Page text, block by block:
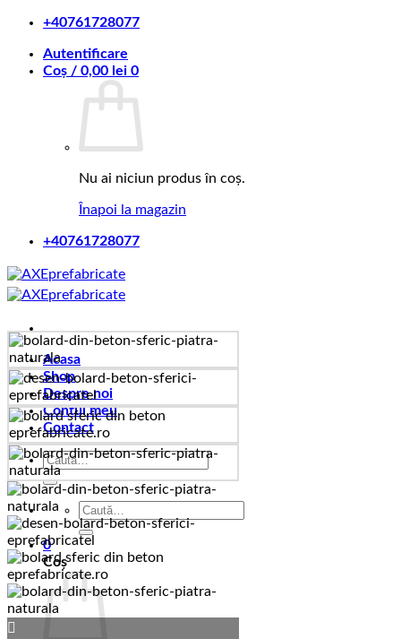
Skip
content
+40761728077
Autentificare
Coș / 0,00 lei 0
Nu ai niciun produs în coș.
Înapoi la magazin
+40761728077
Acasa
Shop
Despre noi
Contul meu
Contact
Caută
după:
Caută
după:
0
Coș